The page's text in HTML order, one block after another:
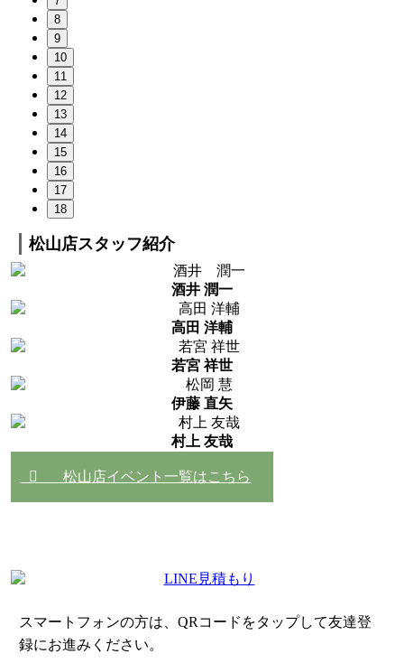
8
9
10
11
12
13
14
15
16
17
18
松山店スタッフ紹介
酒井 潤一
高田 洋輔
若宮 祥世
伊藤 直矢
村上 友哉
松山店イベント一覧はこちら
スマートフォンの方は、QRコードをタップして友達登
録にお進みください。